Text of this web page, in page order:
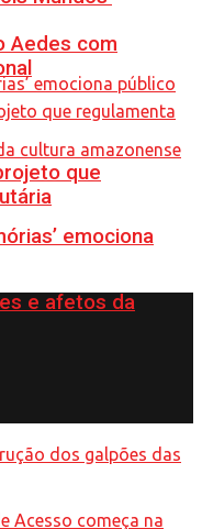
emociona
e afetos da
Aedes com
que